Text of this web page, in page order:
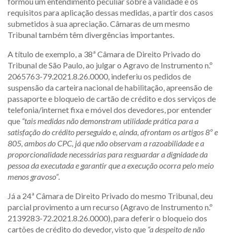
requisitos para aplicação dessas medidas, a partir dos casos
submetidos à sua apreciação. Câmaras de um mesmo
Tribunal também têm divergências importantes.
A título de exemplo, a 38ª Câmara de Direito Privado do
Tribunal de São Paulo, ao julgar o Agravo de Instrumento n.º
2065763-79.2021.8.26.0000, indeferiu os pedidos de
suspensão da carteira nacional de habilitação, apreensão de
passaporte e bloqueio de cartão de crédito e dos serviços de
telefonia/internet fixa e móvel dos devedores, por entender
que “tais medidas não demonstram utilidade prática para a
satisfação do crédito perseguido e, ainda, afrontam os artigos 8º e
805, ambos do CPC, já que não observam a razoabilidade e a
proporcionalidade necessárias para resguardar a dignidade da
pessoa da executada e garantir que a execução ocorra pelo meio
menos gravoso”.
Já a 24ª Câmara de Direito Privado do mesmo Tribunal, deu
parcial provimento a um recurso (Agravo de Instrumento n.º
2139283-72.2021.8.26.0000), para deferir o bloqueio dos
cartões de crédito do devedor, visto que “a despeito de não